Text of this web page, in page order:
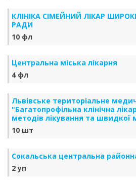
КЛІНІКА СІМЕЙНИЙ ЛІКАР
РАДИ
10 фл
Центральна міська лікарня
4 фл
Львівське територіальне
"Багатопрофільна клінічна
методів лікування та
10 шт
Сокальська центральна
2 уп